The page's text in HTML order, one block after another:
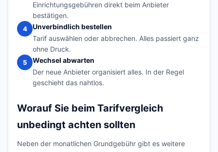
Einrichtungsgebühren direkt beim Anbieter
bestätigen.
4
Unverbindlich bestellen
Tarif auswählen oder abbrechen. Alles passiert ganz
ohne Druck.
5
Wechsel abwarten
Der neue Anbieter organisiert alles. In der Regel
geschieht das nahtlos.
Worauf Sie beim Tarifvergleich
unbedingt achten sollten
Neben der monatlichen Grundgebühr gibt es weitere